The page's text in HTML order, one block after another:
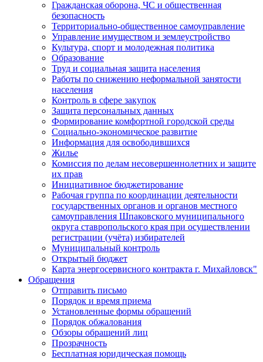
Гражданская оборона, ЧС и общественная
безопасность
Территориально-общественное самоуправление
Управление имуществом и землеустройство
Культура, спорт и молодежная политика
Образование
Труд и социальная защита населения
Работы по снижению неформальной занятости
населения
Контроль в сфере закупок
Защита персональных данных
Формирование комфортной городской среды
Социально-экономическое развитие
Информация для освободившихся
Жилье
Комиссия по делам несовершеннолетних и защите
их прав
Инициативное бюджетирование
Рабочая группа по координации деятельности
государственных органов и органов местного
самоуправления Шпаковского муниципального
округа ставропольского края при осуществлении
регистрации (учёта) избирателей
Муниципальный контроль
Открытый бюджет
Карта энергосервисного контракта г. Михайловск"
Обращения
Отправить письмо
Порядок и время приема
Установленные формы обращений
Порядок обжалования
Обзоры обращений лиц
Прозрачность
Бесплатная юридическая помощь